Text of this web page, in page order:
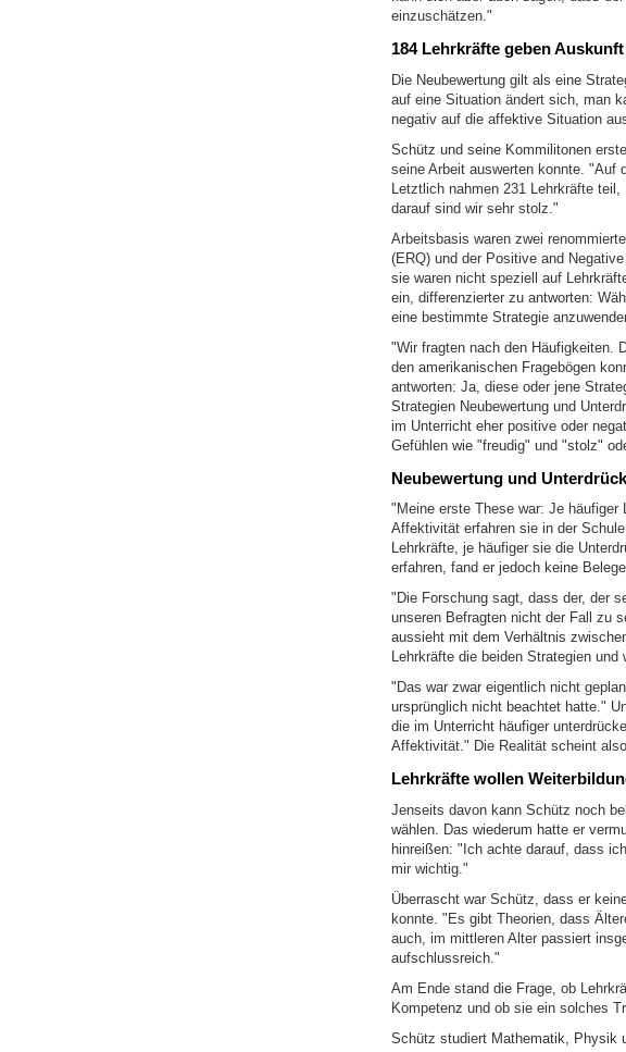
einzuschätzen."
184 Lehrkräfte geben Auskunft
Die Neubewertung gilt als eine
auf eine Situation ändert sich, man
negativ auf die affektive Situation
Schütz und seine Kommilitonen
seine Arbeit auswerten konnte. "Auf
Letztlich nahmen 231 Lehrkräfte
darauf sind wir sehr stolz."
Arbeitsbasis waren zwei
(ERQ) und der Positive and
sie waren nicht speziell auf
ein, differenzierter zu antworten:
eine bestimmte Strategie
"Wir fragten nach den Häufigkeiten.
den amerikanischen Fragebögen
antworten: Ja, diese oder jene
Strategien Neubewertung und
im Unterricht eher positive oder
Gefühlen wie "freudig" und "stolz"
Neubewertung und
"Meine erste These war: Je häufiger
Affektivität erfahren sie in der
Lehrkräfte, je häufiger sie die
erfahren, fand er jedoch keine
"Die Forschung sagt, dass der, der
unseren Befragten nicht der Fall zu
aussieht mit dem Verhältnis
Lehrkräfte die beiden Strategien
"Das war zwar eigentlich nicht
ursprünglich nicht beachtet hatte."
die im Unterricht häufiger
Affektivität." Die Realität scheint
Lehrkräfte wollen
Jenseits davon kann Schütz noch
wählen. Das wiederum hatte er
hinreißen: "Ich achte darauf, dass
mir wichtig."
Überrascht war Schütz, dass er
konnte. "Es gibt Theorien, dass
auch, im mittleren Alter passiert
aufschlussreich."
Am Ende stand die Frage, ob
Kompetenz und ob sie ein solches
Schütz studiert Mathematik, Physik